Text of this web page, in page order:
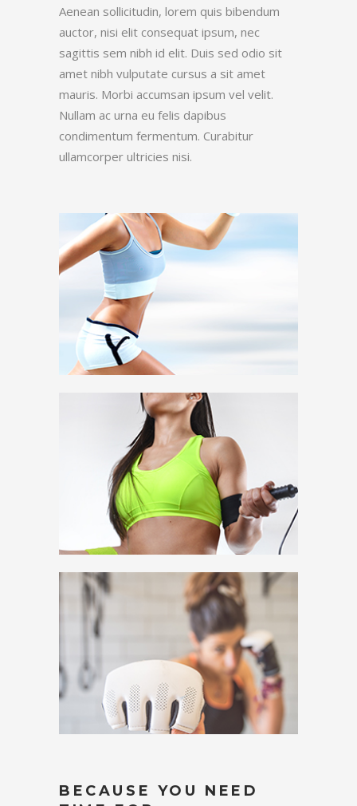
Aenean sollicitudin, lorem quis bibendum
auctor, nisi elit consequat ipsum, nec
sagittis sem nibh id elit. Duis sed odio sit
amet nibh vulputate cursus a sit amet
mauris. Morbi accumsan ipsum vel velit.
Nullam ac urna eu felis dapibus
condimentum fermentum. Curabitur
ullamcorper ultricies nisi.
BECAUSE YOU NEED